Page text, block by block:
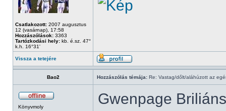
Csatlakozott: 2007 augusztus
12 (vasárnap), 17:58
Hozzászólások: 3363
Tartózkodási hely: kb. é.sz. 47°
k.h. 16°31'
Vissza a tetejére
Bao2 Hozzászólás témája: Re: Vastag/dőlt/aláhúzott az
Könyvmoly Gwenpage